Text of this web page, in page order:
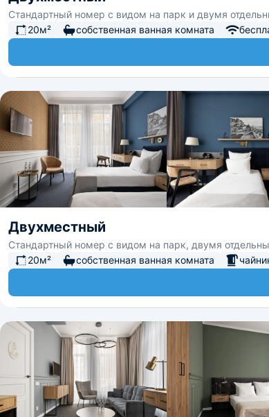
Стандартный номер с видом на парк и двумя
20м²
собственная ванная комната
Двухместный
Стандартный номер с видом на парк, двумя
20м²
собственная ванная комната